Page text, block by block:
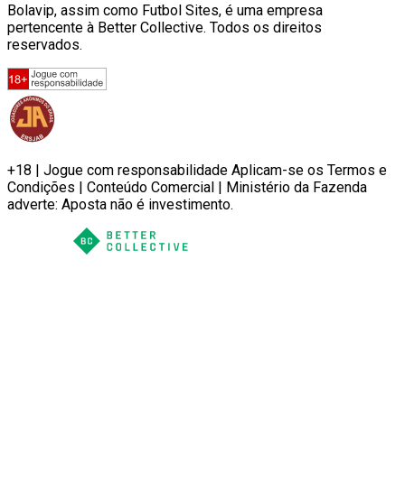
Bolavip, assim como Futbol Sites, é uma empresa
pertencente à Better Collective. Todos os direitos
reservados.
+18 | Jogue com responsabilidade Aplicam-se os Termos e
Condições | Conteúdo Comercial | Ministério da Fazenda
adverte: Aposta não é investimento.